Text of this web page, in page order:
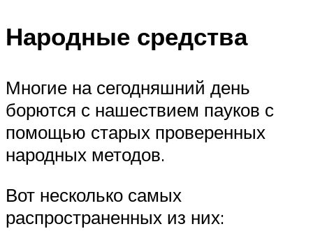
Народные средства
Многие на сегодняшний день
борются с нашествием пауков с
помощью старых проверенных
народных методов.
Вот несколько самых
распространенных из них: